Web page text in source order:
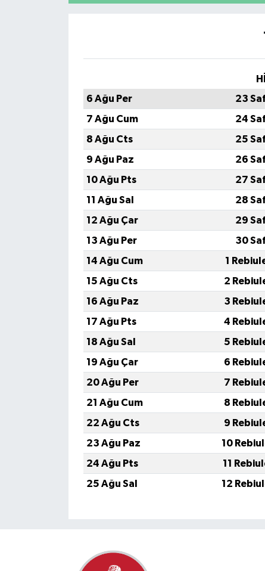
6 Ağu Per
23
7 Ağu Cum
24
8 Ağu Cts
25
9 Ağu Paz
26
10 Ağu Pts
27
11 Ağu Sal
28
12 Ağu Çar
29
13 Ağu Per
30
14 Ağu Cum
1
15 Ağu Cts
2
16 Ağu Paz
3
17 Ağu Pts
4
18 Ağu Sal
5
19 Ağu Çar
6
20 Ağu Per
7
21 Ağu Cum
8
22 Ağu Cts
9
23 Ağu Paz
10
24 Ağu Pts
11
25 Ağu Sal
12